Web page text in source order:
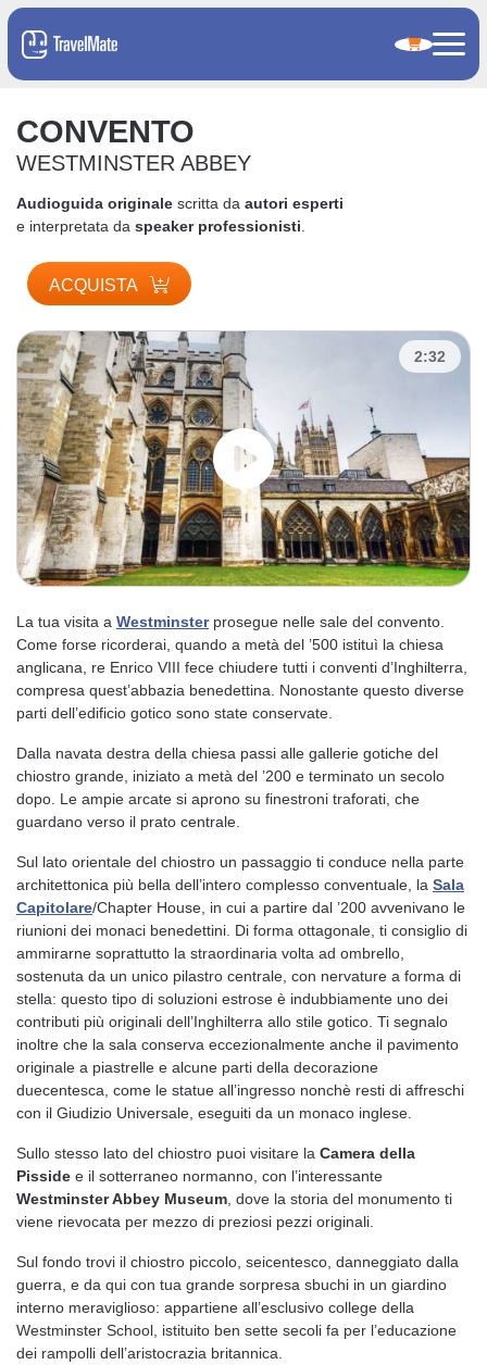
CONVENTO
WESTMINSTER ABBEY
Audioguida originale scritta da autori esperti
e interpretata da speaker professionisti
ACQUISTA
2:32
La tua visita a Westminsterprosegue nelle sale del convento.
Come forse ricorderai, quando a metà del ’500 istituì la chiesa
anglicana, re Enrico VIII fece chiudere tutti i conventi d’Inghilterra,
compresa quest’abbazia benedettina. Nonostante questo diverse
parti dell’edificio gotico sono state conservate.
Dalla navata destra della chiesa passi alle gallerie gotiche del
chiostro grande, iniziato a metà del ’200 e terminato un secolo
dopo. Le ampie arcate si aprono su finestroni traforati, che
guardano verso il prato centrale.
Sul lato orientale del chiostro un passaggio ti conduce nella parte
architettonica più bella dell’intero complesso conventuale, la Sala
Capitolare/Chapter House, in cui a partire dal ’200 avvenivano le
riunioni dei monaci benedettini. Di forma ottagonale, ti consiglio di
ammirarne soprattutto la straordinaria volta ad ombrello,
sostenuta da un unico pilastro centrale, con nervature a forma di
stella: questo tipo di soluzioni estrose è indubbiamente uno dei
contributi più originali dell’Inghilterra allo stile gotico. Ti segnalo
inoltre che la sala conserva eccezionalmente anche il pavimento
originale a piastrelle e alcune parti della decorazione
duecentesca, come le statue all’ingresso nonchè resti di affreschi
con il Giudizio Universale, eseguiti da un monaco inglese.
Sullo stesso lato del chiostro puoi visitare la Camera della
Pisside e il sotterraneo normanno, con l’interessante
Westminster Abbey Museum , dove la storia del monumento ti
viene rievocata per mezzo di preziosi pezzi originali.
Sul fondo trovi il chiostro piccolo, seicentesco, danneggiato dalla
guerra, e da qui con tua grande sorpresa sbuchi in un giardino
interno meraviglioso: appartiene all’esclusivo college della
Westminster School, istituito ben sette secoli fa per l’educazione
dei rampolli dell’aristocrazia britannica.